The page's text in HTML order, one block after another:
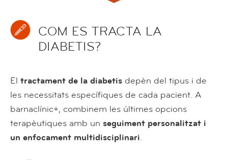
COM ES TRACTA LA
DIABETIS?
El tractament de la diabetis depèn del tipus i de
les necessitats específiques de cada pacient. A
barnaclínic+, combinem les últimes opcions
terapèutiques amb un seguiment personalitzat i
un enfocament multidisciplinari.